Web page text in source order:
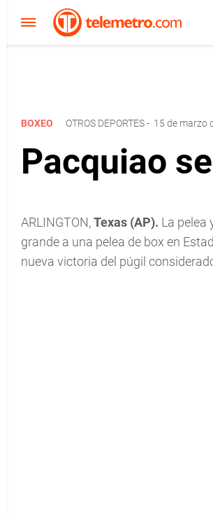
BOXEO OTROS DEPORTES- 15 de marzo
Pacquiao
ARLINGTON,Texas (AP). La pelea
grande a una pelea de box en
nueva victoria del púgil